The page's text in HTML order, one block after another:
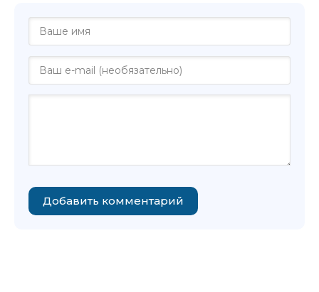
Добавить комментарий